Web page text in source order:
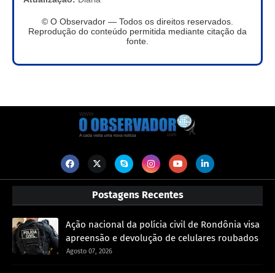
© O Observador — Todos os direitos reservados.
Reprodução do conteúdo permitida mediante citação da
fonte.
Postagens Recentes
Ação nacional da polícia civil de Rondônia visa
apreensão e devolução de celulares roubados
Agosto 07, 2026